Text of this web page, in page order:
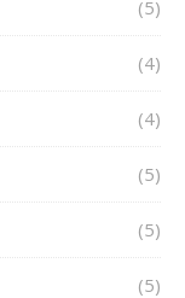
(5)
(4)
(4)
(5)
(5)
(5)